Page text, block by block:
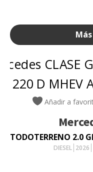
Añadir a
DIESEL 2026